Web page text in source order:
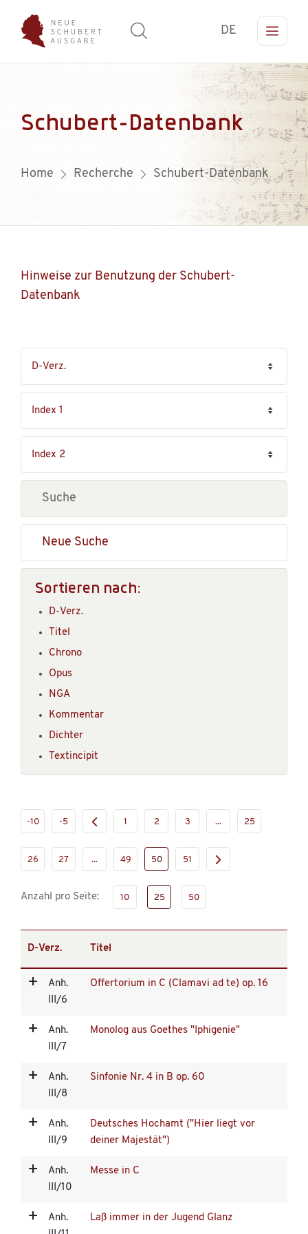
DE
Schubert-Datenbank
Home Recherche Schubert-Datenbank
Hinweise zur Benutzung der Schubert-
Datenbank
Neue Suche
Sortieren nach:
D-Verz.
Titel
Chrono
Opus
NGA
Kommentar
Dichter
Textincipit
-10 -5 1 2 3 ... 25
26 27 ... 49 50 51
Anzahl pro Seite: 10 25 50
D-Verz. Titel
Anh.
III/6
Offertorium in C (Clamavi ad te) op. 16
Anh.
III/7
Monolog aus Goethes "Iphigenie"
Anh.
III/8
Sinfonie Nr. 4 in B op. 60
Anh.
III/9
Deutsches Hochamt ("Hier liegt vor
deiner Majestät")
Anh.
III/10
Messe in C
Anh.
Laß immer in der Jugend Glanz